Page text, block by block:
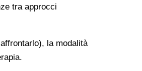
tra approcci
la modalità